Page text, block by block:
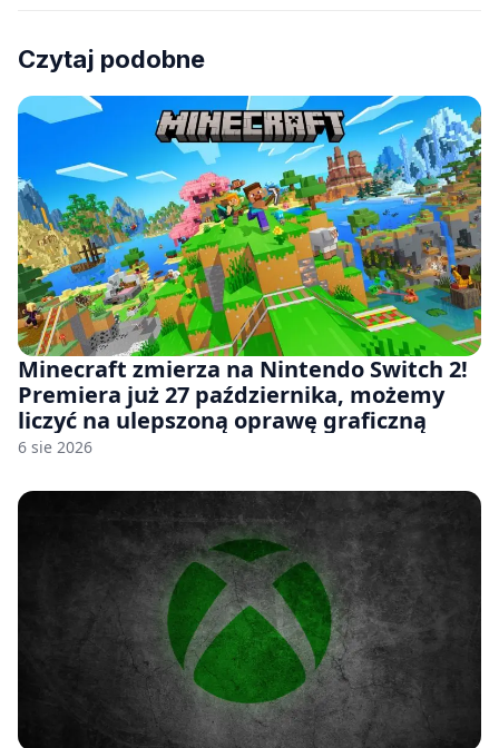
Czytaj podobne
Minecraft zmierza na Nintendo Switch 2!
Premiera już 27 października, możemy
liczyć na ulepszoną oprawę graficzną
6 sie 2026